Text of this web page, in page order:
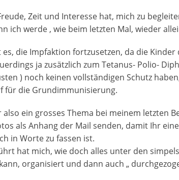
Zeit und Interesse hat, mich zu
ich werde , wie beim letzten Mal, wieder
es, die Impfaktion fortzusetzen, da die
ja zusätzlich zum Tetanus- Polio-
) noch keinen vollständigen Schutz
für die Grundimmunisierung.
also ein grosses Thema bei meinem letzten
als Anhang der Mail senden, damit Ihr
in Worte zu fassen ist.
hat mich, wie doch alles unter den
organisiert und dann auch „